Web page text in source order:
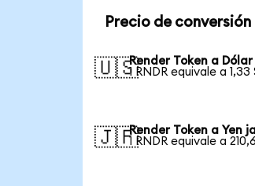
Precio de conversión
🇺🇸Render Token a
1 RNDR equivale a 1,33
🇯🇵Render Token a Yen
1 RNDR equivale a